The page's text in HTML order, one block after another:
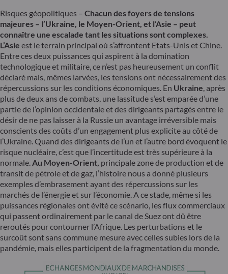
Risques géopolitiques – Chacun des foyers de tensions
majeures – l’Ukraine, le Moyen-Orient, et l’Asie – peut
connaître une escalade tant les situations sont complexes.
L’Asie est le terrain principal où s’affrontent Etats-Unis et Chine.
Entre ces deux puissances qui aspirent à la domination
technologique et militaire, ce n’est pas heureusement un conflit
déclaré mais, mêmes larvées, les tensions ont nécessairement des
répercussions sur les conditions économiques. En Ukraine, après
plus de deux ans de combats, une lassitude s’est emparée d’une
partie de l’opinion occidentale et des dirigeants partagés entre le
désir de ne pas laisser à la Russie un avantage irréversible mais
conscients des coûts d’un engagement plus explicite au côté de
l’Ukraine. Quand des dirigeants de l’un et l’autre bord évoquent le
risque nucléaire, c’est que l’incertitude est très supérieure à la
normale.Au Moyen-Orient, principale zone de production et de
transit de pétrole et de gaz, l’histoire nous a donné plusieurs
exemples d’embrasement ayant des répercussions sur les
marchés de l’énergie et sur l’économie. A ce stade, même si les
puissances régionales ont évité ce scénario, les flux commerciaux
qui passent ordinairement par le canal de Suez ont dû être
reroutés pour contourner l’Afrique. Les perturbations et le
surcoût sont sans commune mesure avec celles subies lors de la
pandémie, mais elles participent de la fragmentation du monde.